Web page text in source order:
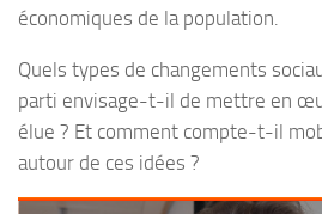
économiques de la population.
Quels types de changements
parti envisage-t-il de mettre en
élue ? Et comment compte-t-il
autour de ces idées ?